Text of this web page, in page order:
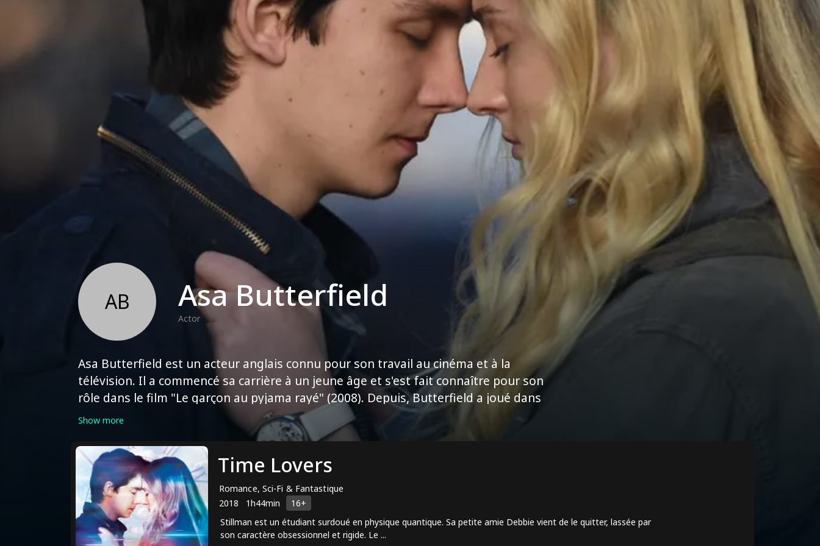
AB Asa Butterfield
Actor
Asa Butterfield est un acteur anglais connu pour son travail au cinéma et à la
télévision. Il a commencé sa carrière à un jeune âge et s'est fait connaître pour son
rôle dans le film "Le garçon au pyjama rayé" (2008). Depuis, Butterfield a joué dans
divers projets à succès tels que "Hugo" (2011), "Ender's Game" (2013) et "The Space
Between Us" (2017). Il joue également dans la populaire série Netflix "Sex Education"
depuis 2019. Butterfield a reçu plusieurs nominations pour ses performances,
notamment une nomination au Critics' Choice Movie Award du meilleur jeune
interprète pour "Hugo".
Show more
Time Lovers
Romance, Sci-Fi & Fantastique
2018
1h44min
16+
Stillman est un étudiant surdoué en physique quantique. Sa petite amie Debbie vient de le quitter, lassée par
son caractère obsessionnel et rigide. Le ...